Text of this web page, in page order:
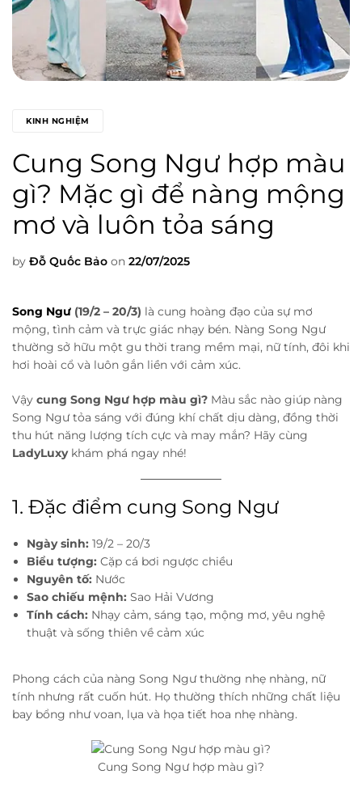
KINH NGHIỆM
Cung Song Ngư hợp màu
gì? Mặc gì để nàng mộng
mơ và luôn tỏa sáng
by Đỗ Quốc Bảo on 22/07/2025
Song Ngư (19/2 – 20/3) là cung hoàng đạo của sự mơ
mộng, tình cảm và trực giác nhạy bén. Nàng Song Ngư
thường sở hữu một gu thời trang mềm mại, nữ tính, đôi khi
hơi hoài cổ và luôn gắn liền với cảm xúc.
Vậy cung Song Ngư hợp màu gì? Màu sắc nào giúp nàng
Song Ngư tỏa sáng với đúng khí chất dịu dàng, đồng thời
thu hút năng lượng tích cực và may mắn? Hãy cùng
LadyLuxykhám phá ngay nhé!
1. Đặc điểm cung Song Ngư
Ngày sinh: 19/2 – 20/3
Biểu tượng: Cặp cá bơi ngược chiều
Nguyên tố: Nước
Sao chiếu mệnh: Sao Hải Vương
Tính cách: Nhạy cảm, sáng tạo, mộng mơ, yêu nghệ
thuật và sống thiên về cảm xúc
Phong cách của nàng Song Ngư thường nhẹ nhàng, nữ
tính nhưng rất cuốn hút. Họ thường thích những chất liệu
bay bổng như voan, lụa và họa tiết hoa nhẹ nhàng.
Cung Song Ngư hợp màu gì?